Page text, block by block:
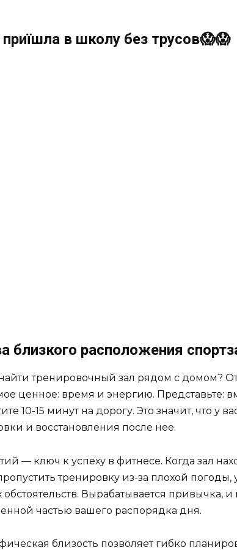
приїшла в школу без трусов😱😱
близкого расположения
тренировочный зал рядом с домом?
ценное: время и энергию. Представьте:
10-15 минут на дорогу. Это значит, что у
и восстановления после нее.
— ключ к успеху в фитнесе. Когда зал
тренировку из-за плохой погоды,
Вырабатывается привычка,
частью вашего распорядка дня.
близость позволяет гибко